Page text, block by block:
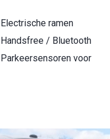
Electrische ramen
Handsfree / Bluetooth
Parkeersensoren voor